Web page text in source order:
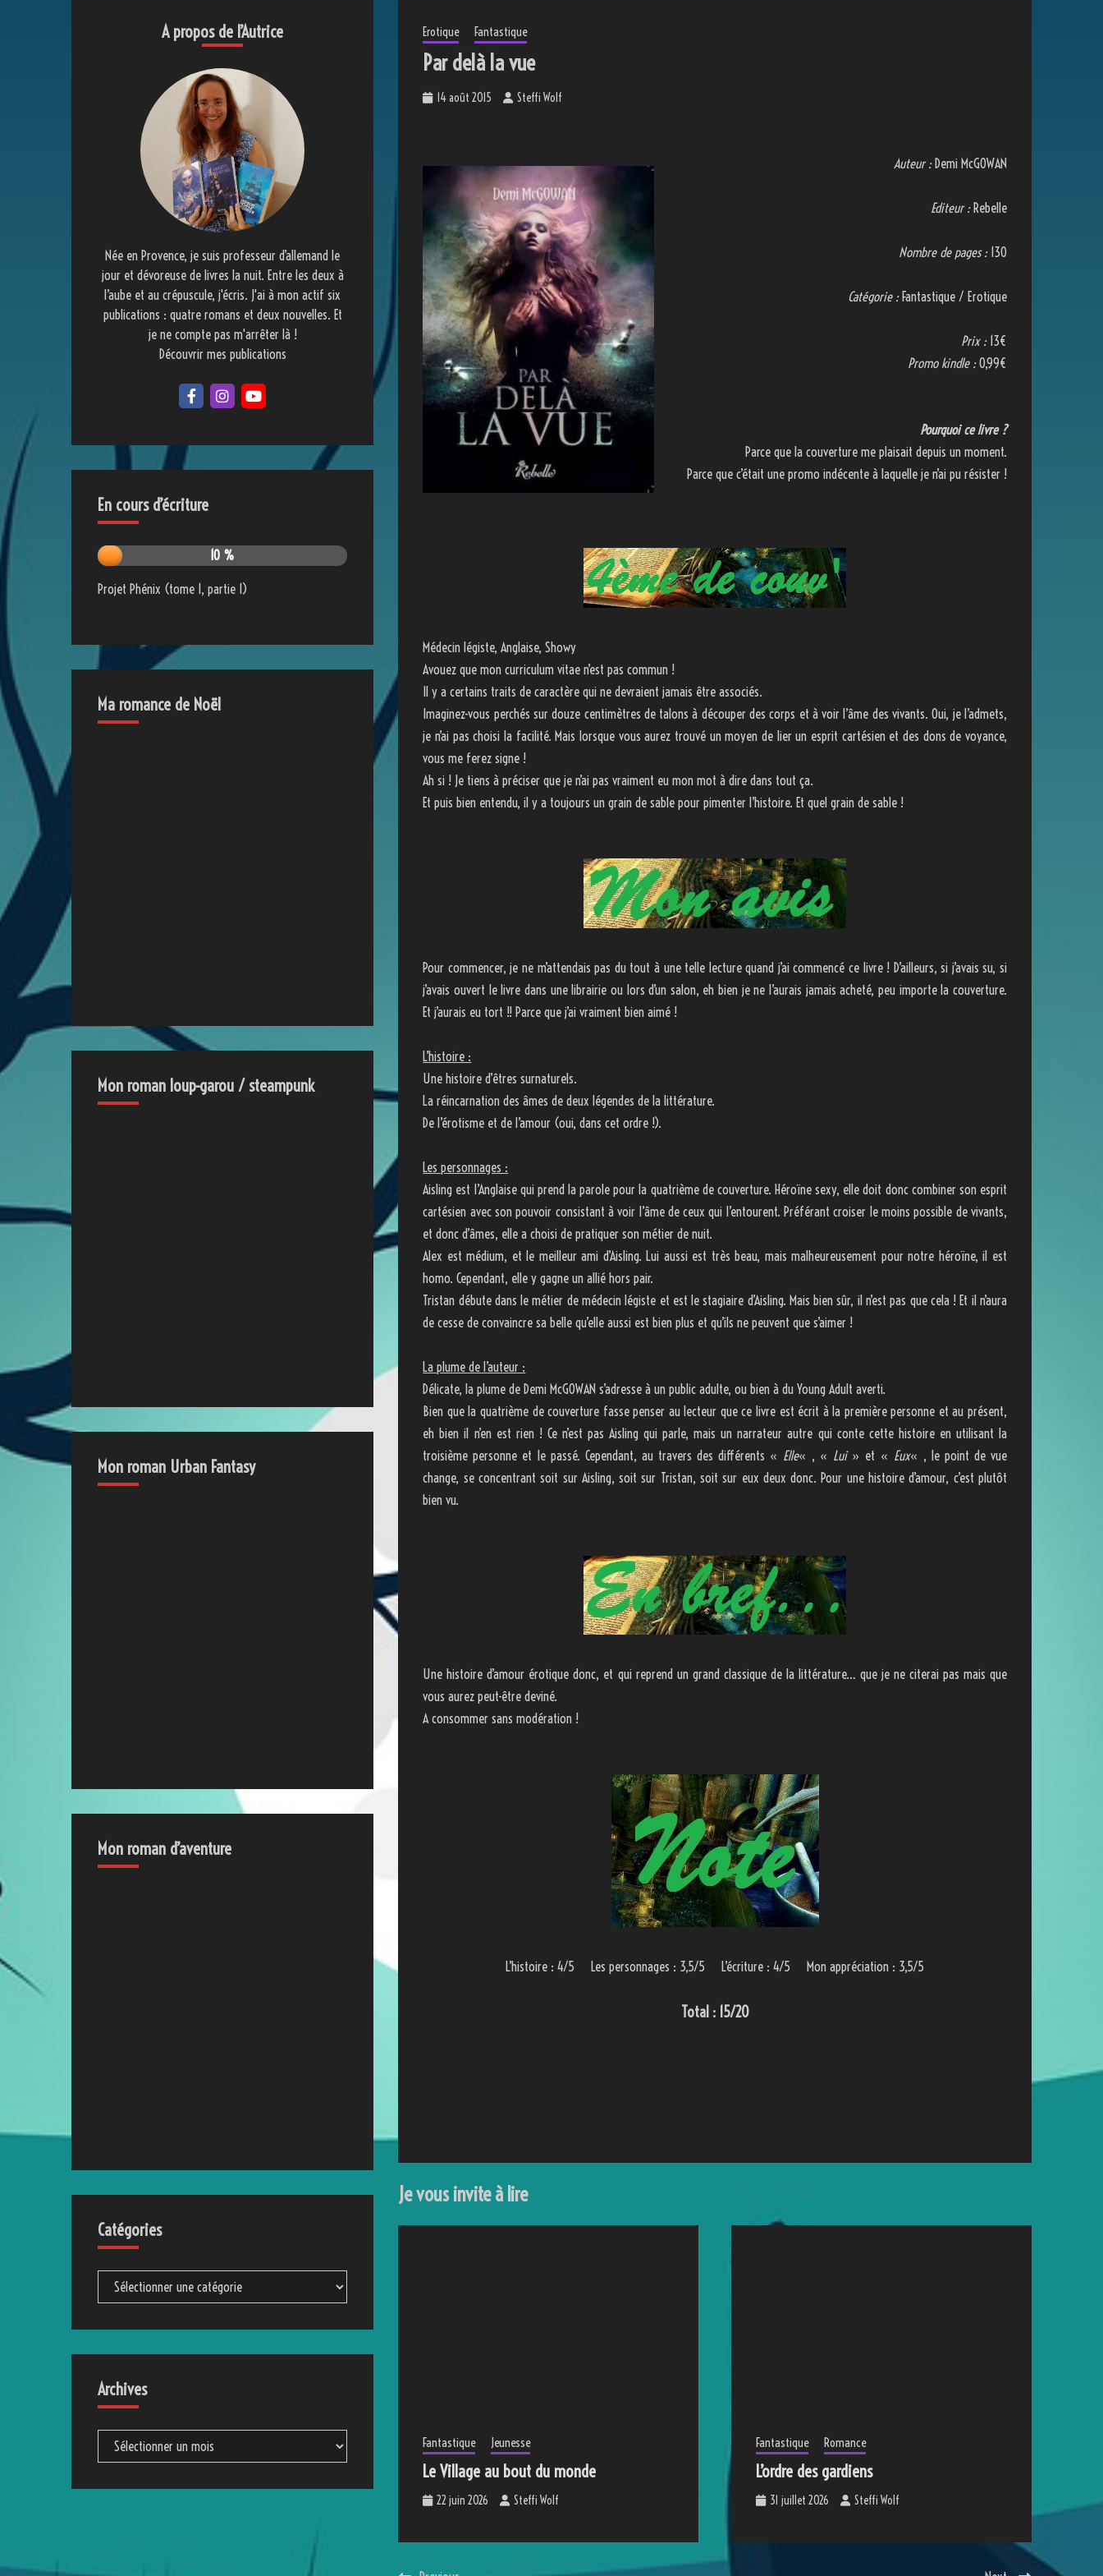
Erotique Fantastique
Par delà la vue
14 août 2015 Steffi Wolf
Auteur :Demi McGOWAN
Editeur :Rebelle
Nombre de pages :130
Catégorie :Fantastique / Erotique
Prix :13€
Promo kindle :0,99€
Pourquoi ce livre ?
Parce que la couverture me plaisait depuis un moment.
Parce que c’était une promo indécente à laquelle je n’ai pu résister !
Médecin légiste, Anglaise, Showy
Avouez que mon curriculum vitae n’est pas commun !
Il y a certains traits de caractère qui ne devraient jamais être associés.
Imaginez-vous perchés sur douze centimètres de talons à découper des corps et à voir l’âme des vivants. Oui, je l’admets,
je n’ai pas choisi la facilité. Mais lorsque vous aurez trouvé un moyen de lier un esprit cartésien et des dons de voyance,
vous me ferez signe !
Ah si ! Je tiens à préciser que je n’ai pas vraiment eu mon mot à dire dans tout ça.
Et puis bien entendu, il y a toujours un grain de sable pour pimenter l’histoire. Et quel grain de sable !
Pour commencer, je ne m’attendais pas du tout à une telle lecture quand j’ai commencé ce livre ! D’ailleurs, si j’avais su, si
j’avais ouvert le livre dans une librairie ou lors d’un salon, eh bien je ne l’aurais jamais acheté, peu importe la couverture.
Et j’aurais eu tort !! Parce que j’ai vraiment bien aimé !
L’histoire :
Une histoire d’êtres surnaturels.
La réincarnation des âmes de deux légendes de la littérature.
De l’érotisme et de l’amour (oui, dans cet ordre !).
Les personnages :
Aisling est l’Anglaise qui prend la parole pour la quatrième de couverture. Héroïne sexy, elle doit donc combiner son esprit
cartésien avec son pouvoir consistant à voir l’âme de ceux qui l’entourent. Préférant croiser le moins possible de vivants,
et donc d’âmes, elle a choisi de pratiquer son métier de nuit.
Alex est médium, et le meilleur ami d’Aisling. Lui aussi est très beau, mais malheureusement pour notre héroïne, il est
homo. Cependant, elle y gagne un allié hors pair.
Tristan débute dans le métier de médecin légiste et est le stagiaire d’Aisling. Mais bien sûr, il n’est pas que cela ! Et il n’aura
de cesse de convaincre sa belle qu’elle aussi est bien plus et qu’ils ne peuvent que s’aimer !
La plume de l’auteur :
Délicate, la plume de Demi McGOWAN s’adresse à un public adulte, ou bien à du Young Adult averti.
Bien que la quatrième de couverture fasse penser au lecteur que ce livre est écrit à la première personne et au présent,
eh bien il n’en est rien ! Ce n’est pas Aisling qui parle, mais un narrateur autre qui conte cette histoire en utilisant la
troisième personne et le passé. Cependant, au travers des différents « Elle« , « Lui» et « Eux« , le point de vue
change, se concentrant soit sur Aisling, soit sur Tristan, soit sur eux deux donc. Pour une histoire d’amour, c’est plutôt
bien vu.
Une histoire d’amour érotique donc, et qui reprend un grand classique de la littérature… que je ne citerai pas mais que
vous aurez peut-être deviné.
A consommer sans modération !
L’histoire : 4/5 Les personnages : 3,5/5 L’écriture : 4/5 Mon appréciation : 3,5/5
Total : 15/20
Je vous invite à lire
Fantastique Romance
L’ordre des gardiens
31 juillet 2026 Steffi Wolf
Fantastique Jeunesse
Le Village au bout du monde
22 juin 2026 Steffi Wolf
A propos de l’Autrice
Née en Provence, je suis professeur d’allemand le
jour et dévoreuse de livres la nuit. Entre les deux à
l’aube et au crépuscule, j'écris. J'ai à mon actif six
publications : quatre romans et deux nouvelles. Et
je ne compte pas m'arrêter là !
Découvrir mes publications
En cours d’écriture
10 %
Projet Phénix (tome 1, partie 1)
Ma romance de Noël
Mon roman loup-garou / steampunk
Mon roman Urban Fantasy
Mon roman d’aventure
Catégories
Catégories
Archives
Archives